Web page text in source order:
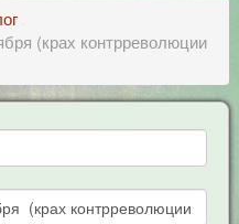
(крах контрреволюции